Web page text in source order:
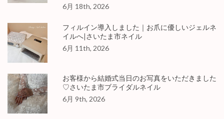
6月 18th, 2026
フィルイン導入しました｜お爪に優しいジェルネ
イルへ|さいたま市ネイル
6月 11th, 2026
お客様から結婚式当日のお写真をいただきました
♡さいたま市ブライダルネイル
6月 9th, 2026